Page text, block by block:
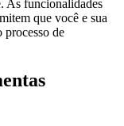
As funcionalidades
que você e sua
processo de